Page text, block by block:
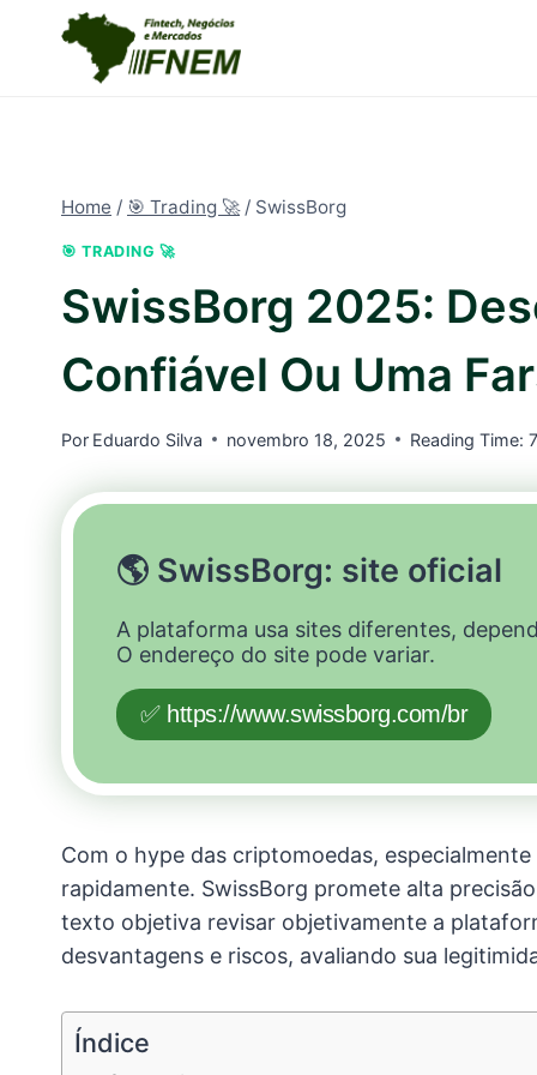
Home / 🎯 Trading 🚀 / SwissBorg
🎯 TRADING 🚀
SwissBorg 2025:
Confiável Ou Uma
Por Eduardo Silva novembro 18, 2025 Reading Time:
🌎 SwissBorg: site oficial
A plataforma usa sites diferentes,
O endereço do site pode variar.
✅ https://www.swissborg.com/br
Com o hype das criptomoedas,
rapidamente. SwissBorg promete alta
texto objetiva revisar objetivamente a
desvantagens e riscos, avaliando sua
Índice